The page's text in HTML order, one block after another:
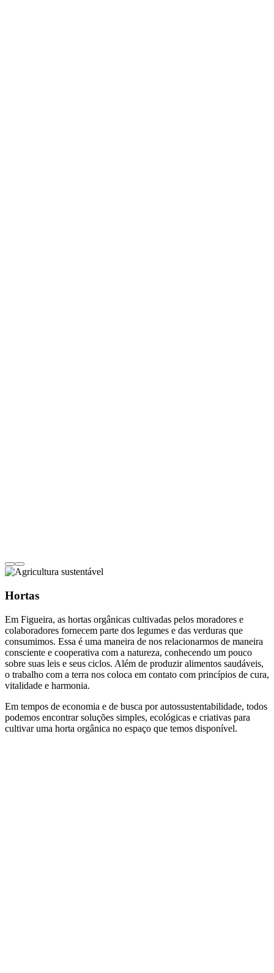
Hortas
Em Figueira, as hortas orgânicas cultivadas pelos moradores e
colaboradores fornecem parte dos legumes e das verduras que
consumimos. Essa é uma maneira de nos relacionarmos de maneira
consciente e cooperativa com a natureza, conhecendo um pouco
sobre suas leis e seus ciclos. Além de produzir alimentos saudáveis,
o trabalho com a terra nos coloca em contato com princípios de cura,
vitalidade e harmonia.
Em tempos de economia e de busca por autossustentabilidade, todos
podemos encontrar soluções simples, ecológicas e criativas para
cultivar uma horta orgânica no espaço que temos disponível.